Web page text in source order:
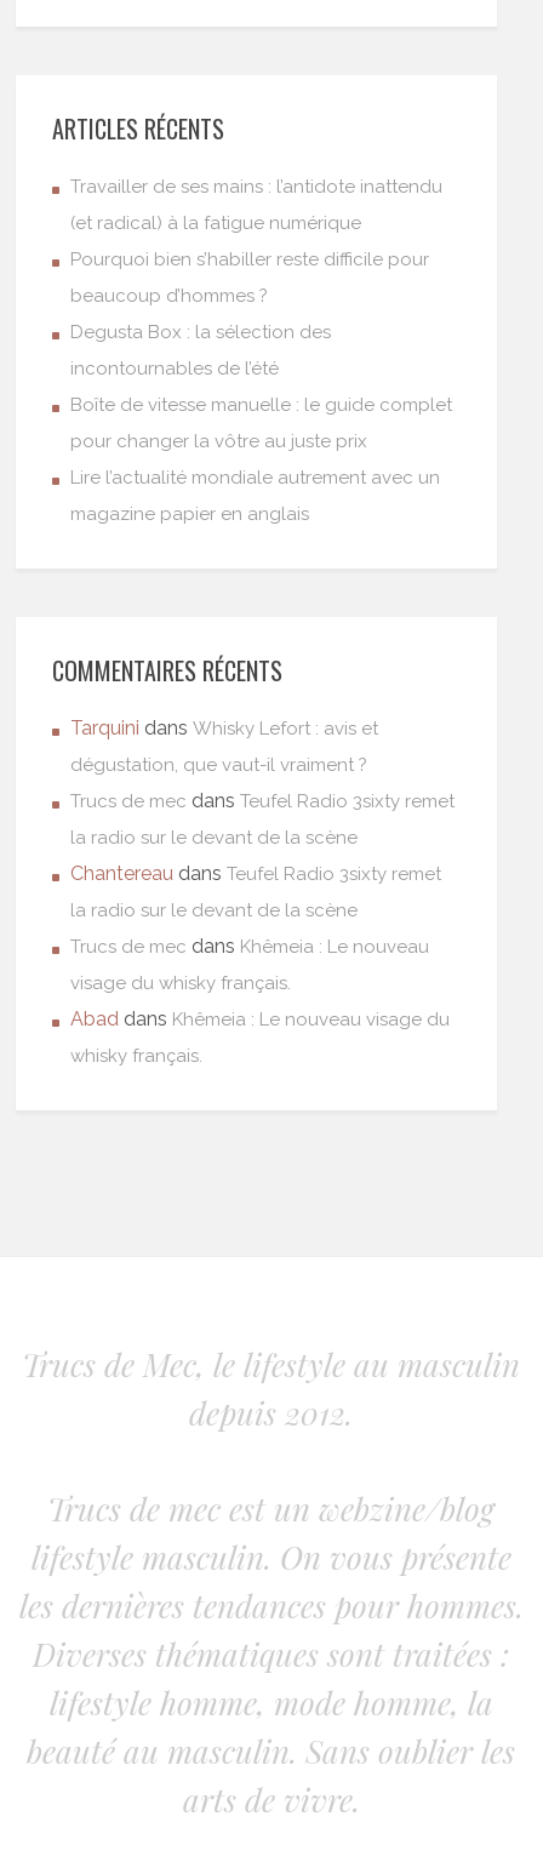
ARTICLES RÉCENTS
Travailler de ses mains : l’antidote inattendu
(et radical) à la fatigue numérique
Pourquoi bien s’habiller reste difficile pour
beaucoup d’hommes ?
Degusta Box : la sélection des
incontournables de l’été
Boîte de vitesse manuelle : le guide complet
pour changer la vôtre au juste prix
Lire l’actualité mondiale autrement avec un
magazine papier en anglais
COMMENTAIRES RÉCENTS
Tarquini dansWhisky Lefort : avis et
dégustation, que vaut-il vraiment ?
Trucs de mec dansTeufel Radio 3sixty remet
la radio sur le devant de la scène
Chantereau dansTeufel Radio 3sixty remet
la radio sur le devant de la scène
Trucs de mec dans Khêmeia : Le nouveau
visage du whisky français.
Abad dans Khêmeia : Le nouveau visage du
whisky français.
Trucs de Mec, le lifestyle au masculin
depuis 2012.
Trucs de mec est un webzine/blog
lifestyle masculin. On vous présente
les dernières tendances pour hommes.
Diverses thématiques sont traitées :
lifestyle homme, mode homme, la
beauté au masculin. Sans oublier les
arts de vivre.